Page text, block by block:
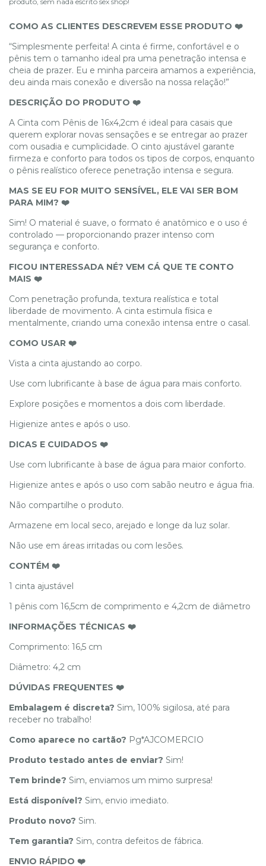
COMO AS CLIENTES DESCREVEM ESSE PRODUTO ❤️
“Simplesmente perfeita! A cinta é firme, confortável e o
pênis tem o tamanho ideal pra uma penetração intensa e
cheia de prazer. Eu e minha parceira amamos a experiência,
deu ainda mais conexão e diversão na nossa relação!”
DESCRIÇÃO DO PRODUTO ❤️
A Cinta com Pênis de 16x4,2cm é ideal para casais que
querem explorar novas sensações e se entregar ao prazer
com ousadia e cumplicidade. O cinto ajustável garante
firmeza e conforto para todos os tipos de corpos, enquanto
o pênis realístico oferece penetração intensa e segura.
MAS SE EU FOR MUITO SENSÍVEL, ELE VAI SER BOM
PARA MIM? ❤️
Sim! O material é suave, o formato é anatômico e o uso é
controlado — proporcionando prazer intenso com
segurança e conforto.
FICOU INTERESSADA NÉ? VEM CÁ QUE TE CONTO
MAIS ❤️
Com penetração profunda, textura realística e total
liberdade de movimento. A cinta estimula física e
mentalmente, criando uma conexão intensa entre o casal.
COMO USAR ❤️
Vista a cinta ajustando ao corpo.
Use com lubrificante à base de água para mais conforto.
Explore posições e momentos a dois com liberdade.
Higienize antes e após o uso.
DICAS E CUIDADOS ❤️
Use com lubrificante à base de água para maior conforto.
Higienize antes e após o uso com sabão neutro e água fria.
Não compartilhe o produto.
Armazene em local seco, arejado e longe da luz solar.
Não use em áreas irritadas ou com lesões.
CONTÉM ❤️
1 cinta ajustável
1 pênis com 16,5cm de comprimento e 4,2cm de diâmetro
INFORMAÇÕES TÉCNICAS ❤️
Comprimento: 16,5 cm
Diâmetro: 4,2 cm
DÚVIDAS FREQUENTES ❤️
Embalagem é discreta? Sim, 100% sigilosa, até para
receber no trabalho!
Como aparece no cartão? Pg*AJCOMERCIO
Produto testado antes de enviar? Sim!
Tem brinde? Sim, enviamos um mimo surpresa!
Está disponível? Sim, envio imediato.
Produto novo? Sim.
Tem garantia? Sim, contra defeitos de fábrica.
ENVIO RÁPIDO ❤️